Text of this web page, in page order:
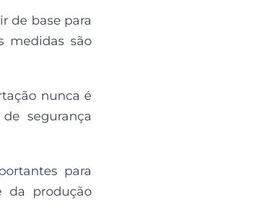
de base para
medidas são
nunca é
segurança
para
da produção